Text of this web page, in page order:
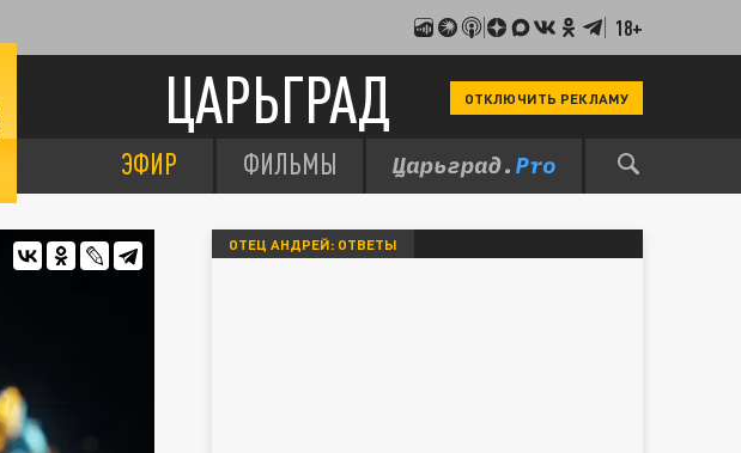
18+
ЦАРЬГРАД ОТКЛЮЧИТЬ РЕКЛАМУ
ЭФИР ФИЛЬМЫ
ОТЕЦ АНДРЕЙ: ОТВЕТЫ